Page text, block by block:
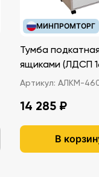
МИНПРОМТОРГ
Тумба
ящиками
Артикул: АЛКМ-
14 285 ₽
В